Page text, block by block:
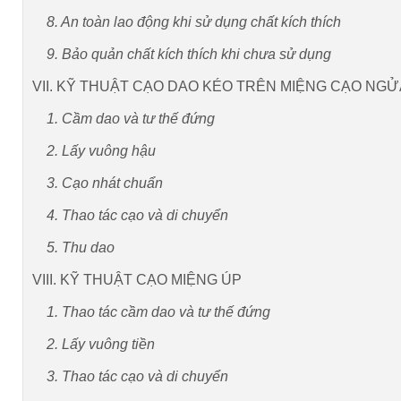
8. An toàn lao động khi sử dụng chất kích thích
9. Bảo quản chất kích thích khi chưa sử dụng
VII. KỸ THUẬT CẠO DAO KÉO TRÊN MIỆNG CẠO
1. Cầm dao và tư thế đứng
2. Lấy vuông hậu
3. Cạo nhát chuẩn
4. Thao tác cạo và di chuyển
5. Thu dao
VIII. KỸ THUẬT CẠO MIỆNG ÚP
1. Thao tác cầm dao và tư thế đứng
2. Lấy vuông tiền
3. Thao tác cạo và di chuyển